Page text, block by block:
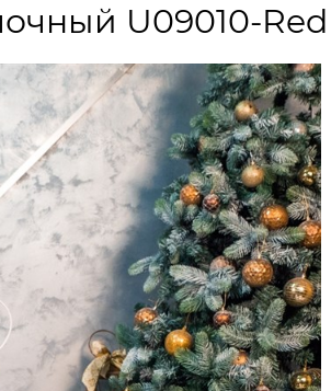
U09010-Red